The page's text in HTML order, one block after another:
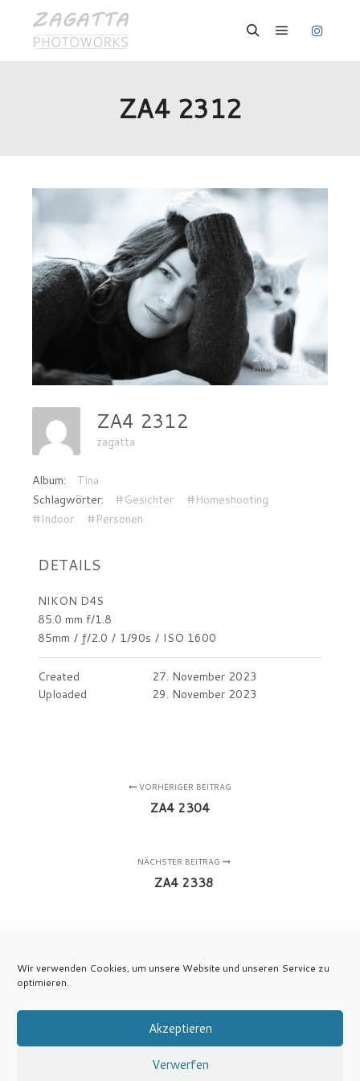
Wir verwenden Cookies, um unsere Website und unseren Service zu
optimieren.
Akzeptieren
Verwerfen
ZA4 2312
ZA4 2312
zagatta
Album:
Tina
Schlagwörter:
#Gesichter
#Homeshooting
#Indoor
#Personen
DETAILS
NIKON D4S
85.0 mm f/1.8
85mm / ƒ/2.0 / 1/90s / ISO 1600
Created
27. November 2023
Uploaded
29. November 2023
VORHERIGER BEITRAG
ZA4 2304
NÄCHSTER BEITRAG
ZA4 2338